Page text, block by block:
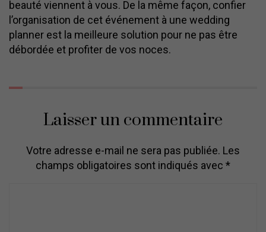
beauté viennent à vous. De la même façon, confier
l’organisation de cet événement à une wedding
planner est la meilleure solution pour ne pas être
débordée et profiter de vos noces.
Laisser un commentaire
Votre adresse e-mail ne sera pas publiée. Les
champs obligatoires sont indiqués avec *